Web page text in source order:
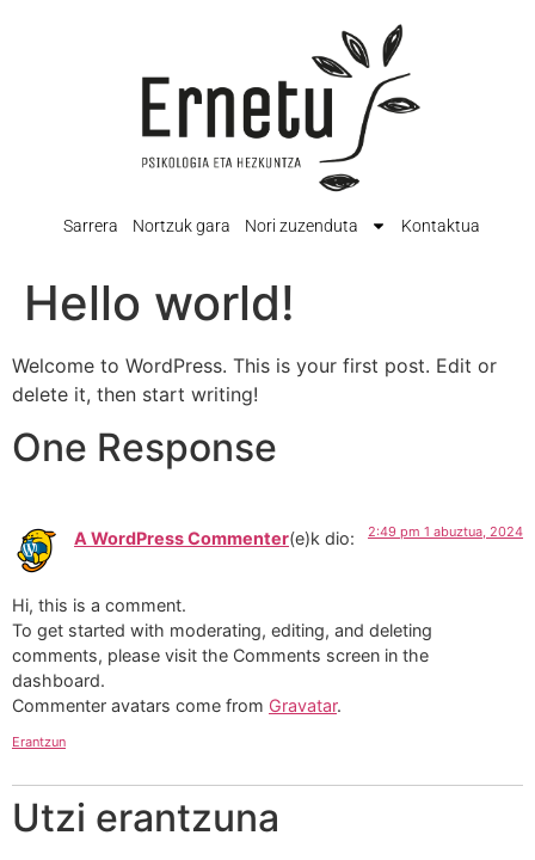
Sarrera Nortzuk gara Nori zuzenduta Kontaktua
Hello world!
Welcome to WordPress. This is your first post. Edit or
delete it, then start writing!
One Response
A WordPress Commenter(e)k dio: 2:49 pm 1 abuztua, 2024
Hi, this is a comment.
To get started with moderating, editing, and deleting
comments, please visit the Comments screen in the
dashboard.
Commenter avatars come from Gravatar.
Erantzun
Utzi erantzuna